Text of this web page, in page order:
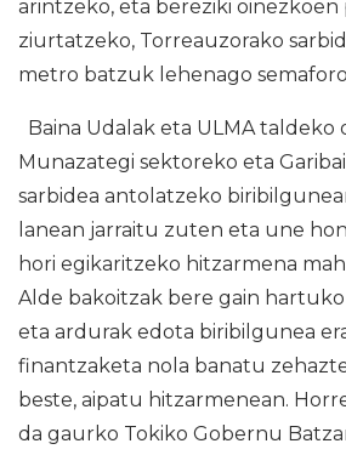
arintzeko, eta bereziki oinezkoen
ziurtatzeko, Torreauzorako
metro batzuk lehenago
Baina Udalak eta ULMA taldeko
Munazategi sektoreko eta
sarbidea antolatzeko
lanean jarraitu zuten eta une
hori egikaritzeko hitzarmena
Alde bakoitzak bere gain
eta ardurak edota biribilgunea
finantzaketa nola banatu
beste, aipatu hitzarmenean.
da gaurko Tokiko Gobernu